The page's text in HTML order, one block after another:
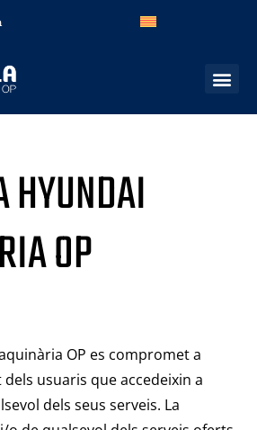
HYUNDAI
OP
OP es compromet a
usuaris que accedeixin a
dels seus serveis. La